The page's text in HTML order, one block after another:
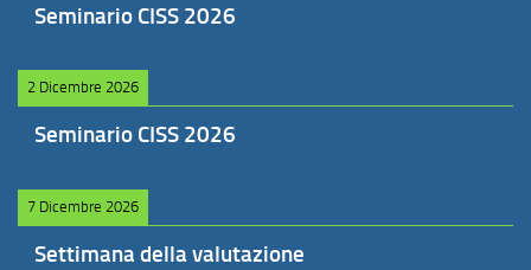
Seminario CISS 2026
2 Dicembre 2026
Seminario CISS 2026
7 Dicembre 2026
Settimana della valutazione